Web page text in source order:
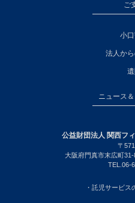
ご
小
法人か
ニュース
公益財団法人 関西フ
〒
大阪府門真市末広町
TEL.06-
・託児サービス